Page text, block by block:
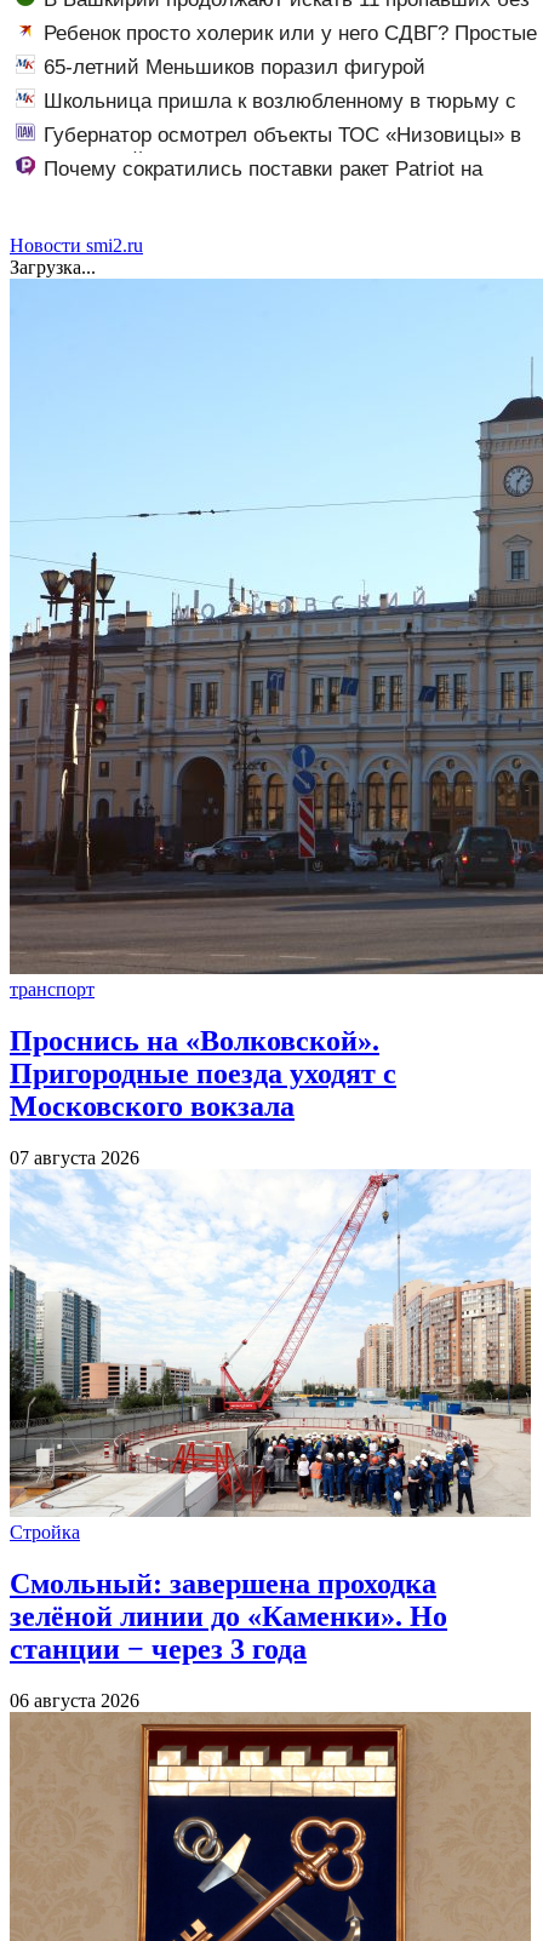
вестиРебенок просто холерик или у него СДВГ? Простые
тесты, которые помогут разобраться
65-летний Меньшиков поразил фигурой
поклонников на отдыхе в Греции
Школьница пришла к возлюбленному в тюрьму с
десятью патронами в кармане
Губернатор осмотрел объекты ТОС «Низовицы» в
Гдовском районе
Почему сократились поставки ракет Patriot на
Новости smi2.ru
Загрузка...
транспорт
Проснись на «Волковской».
Пригородные поезда уходят с
Московского вокзала
07 августа 2026
Стройка
Смольный: завершена проходка
зелёной линии до «Каменки». Но
станции − через 3 года
06 августа 2026